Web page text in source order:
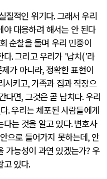
질적인 위기다.그래서 우리
대응하려 해서는 안 된다
순찰을 돌며 우리 민중이
다.그리고 우리가 '납치('라
가 아니라, 정확한 표현이
시키고,가족과 집과 직장으
다면,그것은 곧 납치다.우리
.우리는 체포된 사람들에게
다는 것을 알고 있다.변호사
으로 들어가지 못하는데, 안
가능성이 과연 있겠는가? 우
고 있다.